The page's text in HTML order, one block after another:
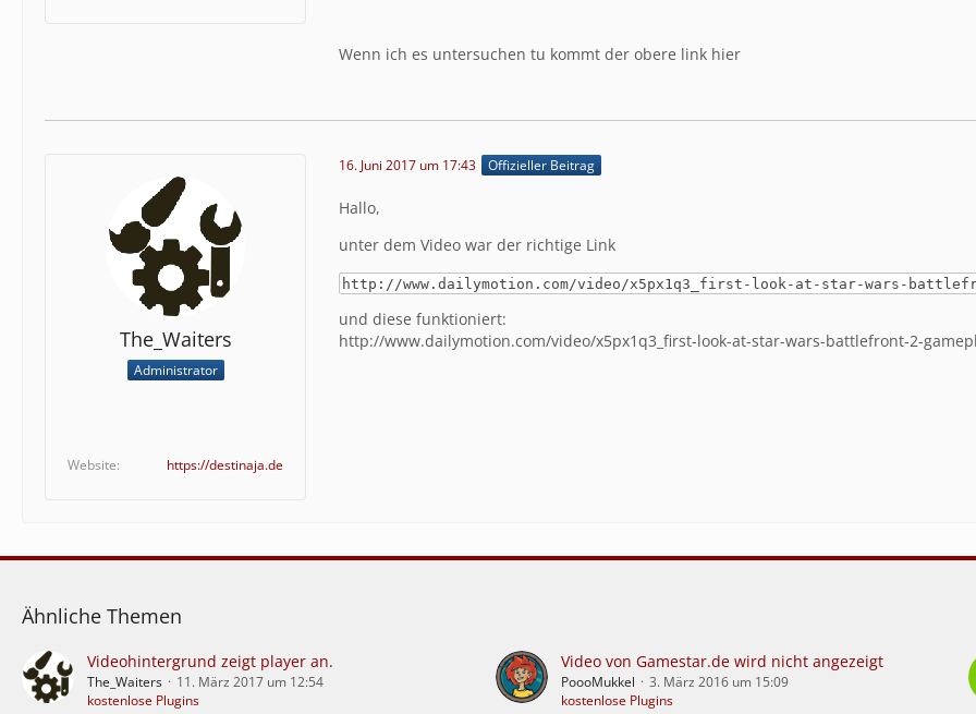
Wenn ich es untersuchen tu kommt der obere link hier
The_Waiters
Administrator
Website https://destinaja.de
16. Juni 2017 um 17:43 Offizieller Beitrag
Hallo,
unter dem Video war der richtige Link
http://www.dailymotion.com/video/x5px1q3_first-look-at-star-wars-
und diese funktioniert:
http://www.dailymotion.com/video/x5px1q3_first-look-at-star-wars-battlefront-2-
Ähnliche Themen
Videohintergrund zeigt player an.
The_Waiters
11. März 2017 um 12:54
kostenlose Plugins
Video von Gamestar.de wird nicht angezeigt
PoooMukkel
3. März 2016 um 15:09
kostenlose Plugins